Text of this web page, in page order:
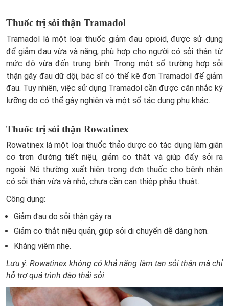
Thuốc trị sỏi thận Tramadol
Tramadol là một loại thuốc giảm đau opioid, được sử dụng
để giảm đau vừa và nặng, phù hợp cho người có sỏi thận từ
mức độ vừa đến trung bình. Trong một số trường hợp sỏi
thận gây đau dữ dội, bác sĩ có thể kê đơn Tramadol để giảm
đau. Tuy nhiên, việc sử dụng Tramadol cần được cân nhắc kỹ
lưỡng do có thể gây nghiện và một số tác dụng phụ khác.
Thuốc trị sỏi thận Rowatinex
Rowatinex là một loại thuốc thảo dược có tác dụng làm giãn
cơ trơn đường tiết niệu, giảm co thắt và giúp đẩy sỏi ra
ngoài. Nó thường xuất hiện trong đơn thuốc cho bệnh nhân
có sỏi thận vừa và nhỏ, chưa cần can thiệp phẫu thuật.
Công dụng:
Giảm đau do sỏi thận gây ra.
Giảm co thắt niệu quản, giúp sỏi di chuyển dễ dàng hơn.
Kháng viêm nhẹ.
Lưu ý: Rowatinex không có khả năng làm tan sỏi thận mà chỉ
hỗ trợ quá trình đào thải sỏi.